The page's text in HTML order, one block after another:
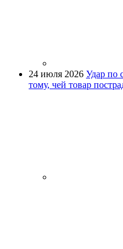
24 июля 2026 Удар по
тому, чей товар